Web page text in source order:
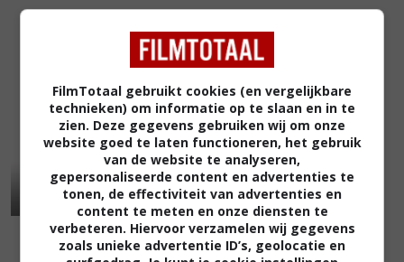
FilmTotaal gebruikt cookies (en vergelijkbare
technieken) om informatie op te slaan en in te
zien. Deze gegevens gebruiken wij om onze
website goed te laten functioneren, het gebruik
van de website te analyseren,
gepersonaliseerde content en advertenties te
tonen, de effectiviteit van advertenties en
content te meten en onze diensten te
verbeteren. Hiervoor verzamelen wij gegevens
zoals unieke advertentie ID’s, geolocatie en